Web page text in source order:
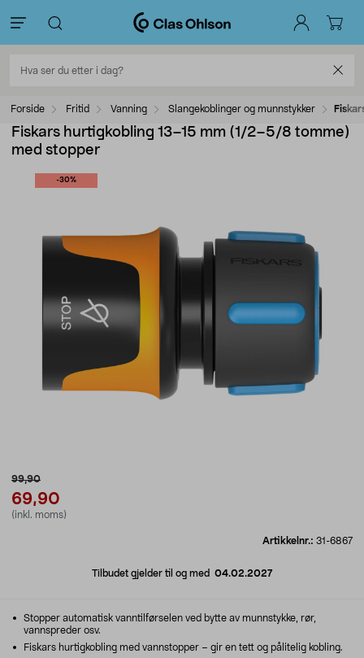
Forside Fritid Vanning Slangekoblinger og munnstykker
Fiskars hurtigkobling 13–15 mm (1/2–5/8 tomme)
med stopper
-30%
99,90
69,90
(inkl. moms)
Artikkelnr.: 31-6867
Tilbudet gjelder til og med 04.02.2027
Stopper automatisk vanntilførselen ved bytte av munnstykke, rør,
vannspreder osv.
Fiskars hurtigkobling med vannstopper – gir en tett og pålitelig kobling.